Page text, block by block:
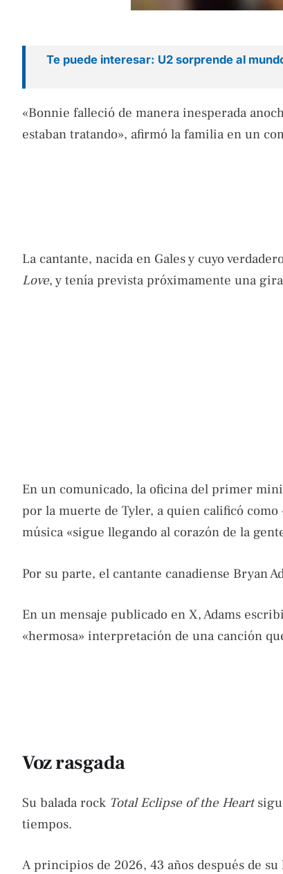
Te puede interesar: U2 sorprende al
«Bonnie falleció de manera inesperada
estaban tratando», afirmó la familia en un
La cantante, nacida en Gales y cuyo
Love, y tenía prevista próximamente una
En un comunicado, la oficina del primer
por la muerte de Tyler, a quien calificó como
música «sigue llegando al corazón de la
Por su parte, el cantante canadiense Bryan
En un mensaje publicado en X, Adams
«hermosa» interpretación de una canción
Voz rasgada
Su balada rock Total Eclipse of the Heart
tiempos.
A principios de 2026, 43 años después de